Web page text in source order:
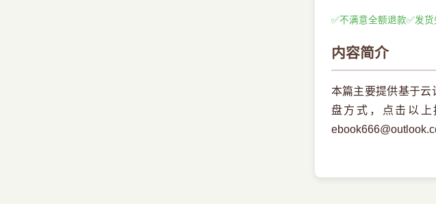
✅不满意全额退款✅发货
内容简介
本篇主要提供基于云
盘方式，点击以